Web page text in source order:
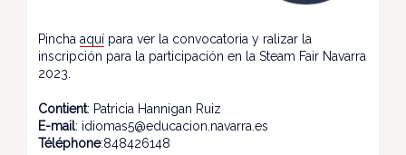
Pincha aquí para ver la convocatoria y ralizar la
inscripción para la participación en la Steam Fair Navarra
2023.
Contient: Patricia Hannigan Ruiz
E-mail: idiomas5@educacion.navarra.es
Téléphone:848426148